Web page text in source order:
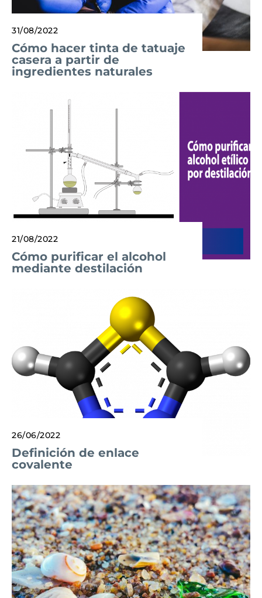
31/08/2022
Cómo hacer tinta de tatuaje
casera a partir de
ingredientes naturales
21/08/2022
Cómo purificar el alcohol
mediante destilación
26/06/2022
Definición de enlace
covalente